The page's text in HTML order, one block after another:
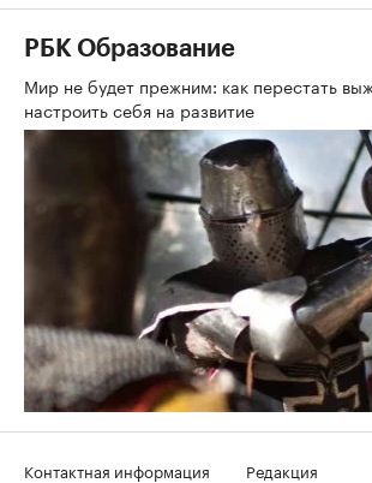
РБК Образование
Мир не будет прежним: как перестать
настроить себя на развитие
Контактная информация
Редакция